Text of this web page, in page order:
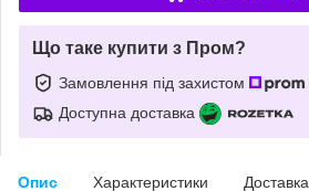
Що таке купити з Пром?
Замовлення під захистом
Доступна доставка
Опис Характеристики Доставка